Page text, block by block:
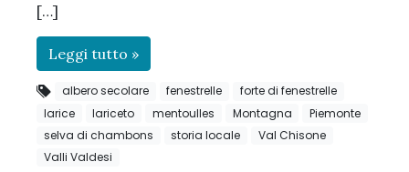
[…]
Leggi tutto »
albero secolare fenestrelle
forte di fenestrelle
larice
lariceto mentoulles Montagna
Piemonte
selva di chambons
storia locale
Val Chisone
Valli Valdesi